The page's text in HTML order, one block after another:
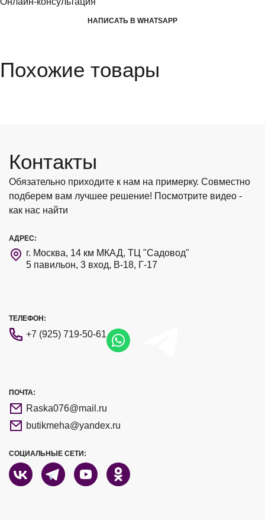
НАПИСАТЬ В WHATSAPP
Похожие товары
Контакты
Обязательно приходите к нам на примерку. Совместно
подберем вам лучшее решение! Посмотрите видео -
как нас найти
АДРЕС:
г. Москва, 14 км МКАД, ТЦ "Садовод"
5 павильон, 3 вход, В-18, Г-17
ТЕЛЕФОН:
+7 (925) 719-50-61
ПОЧТА:
Raska076@mail.ru
butikmeha@yandex.ru
СОЦИАЛЬНЫЕ СЕТИ: